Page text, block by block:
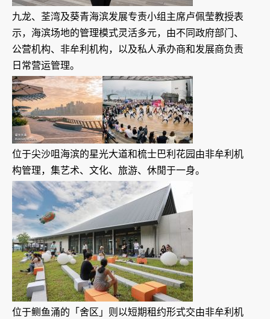
九龙、荃湾及葵青海滨发展专责小组主席卢佩莹教授表
示，海滨场地的管理模式灵活多元，由不同政府部门、
公营机构、非牟利机构，以及私人承办商和发展商负责
日常营运管理。
位于尖沙咀海滨的星光大道和梳士巴利花园由非牟利机
构管理，集艺术、文化、旅游、休閒于一身。
位于鲗鱼涌的「舍区」则以短期租约形式交由非牟利机